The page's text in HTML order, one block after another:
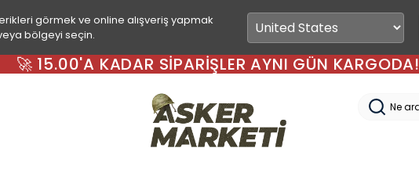
görmek ve online alışveriş yapmak
bölgeyi seçin.
🚀 15.00'A KADAR SIPARIŞLER AYNI GÜN KARGODA!